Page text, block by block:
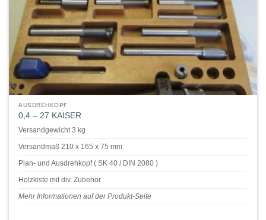
AUSDREHKOPF
0,4 – 27 KAISER
Versandgewicht 3 kg
Versandmaß 210 x 165 x 75 mm
Plan- und Ausdrehkopf ( SK 40 / DIN 2080 )
Holzkiste mit div. Zubehör
Mehr Informationen auf der Produkt-Seite